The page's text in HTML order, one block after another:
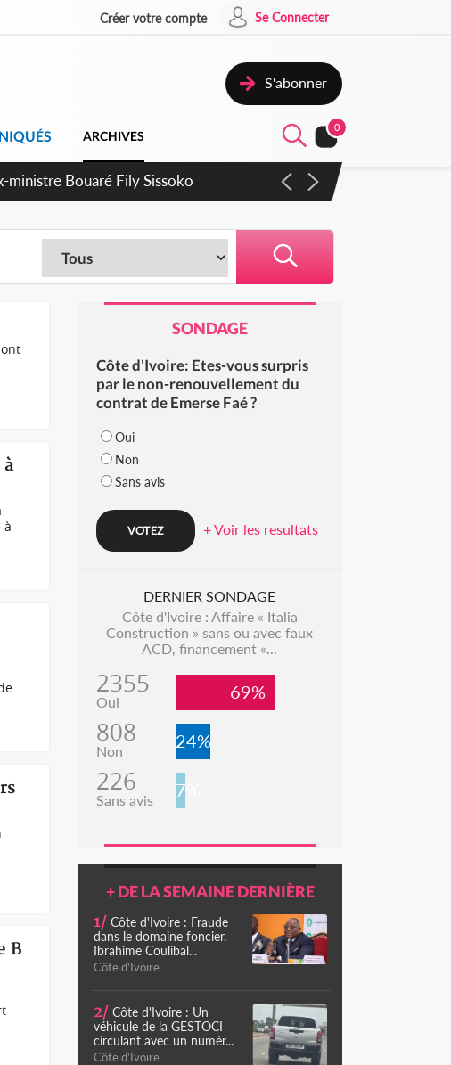
Créer votre compte Se Connecter
S'abonner
ARCHIVES
0
raffinerie Dangote en juillet
à
B
SONDAGE
Côte d'Ivoire: Etes-vous surpris
par le non-renouvellement du
contrat de Emerse Faé ?
Oui
Non
Sans avis
+ Voir les resultats
DERNIER SONDAGE
Côte d'Ivoire : Affaire « Italia
Construction » sans ou avec faux
ACD, financement «...
2355
Oui 69%
808
Non 24%
226
Sans avis 7%
+ DE LA SEMAINE DERNIÈRE
1/ Côte d'Ivoire : Fraude
dans le domaine foncier,
Ibrahime Coulibal...
Côte d'Ivoire
2/ Côte d'Ivoire : Un
véhicule de la GESTOCI
circulant avec un numér...
Côte d'Ivoire